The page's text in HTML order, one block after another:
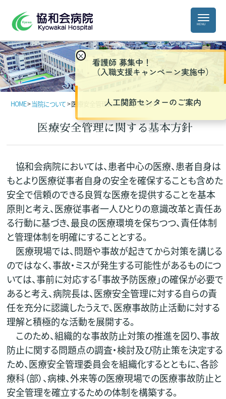
HOME>当院について>医療安全管理に関する基本方針
医療安全管理に関する基本方針
協和会病院においては、患者中心の医療、患者自身は
もとより医療従事者自身の安全を確保することも含めた
安全で信頼のできる良質な医療を提供することを基本
原則と考え、医療従事者一人ひとりの意識改革と責任あ
る行動に基づき、最良の医療環境を保ちつつ、責任体制
と管理体制を明確にすることとする。
医療現場では、問題や事故が起きてから対策を講じる
のではなく、事故・ミスが発生する可能性があるものにつ
いては、事前に対応する｢事故予防医療｣の確保が必要で
あると考え、病院長は、医療安全管理に対する自らの責
任を充分に認識したうえで、医療事故防止活動に対する
理解と積極的な活動を展開する。
このため、組織的な事故防止対策の推進を図り、事故
防止に関する問題点の調査・検討及び防止策を決定する
ため、医療安全管理委員会を組織化するとともに、各診
療科（部）、病棟、外来等の医療現場での医療事故防止と
安全管理を確立するための体制を構築する。
×
看護師 募集中！
（入職支援キャンペーン実施中）
人工関節センターのご案内